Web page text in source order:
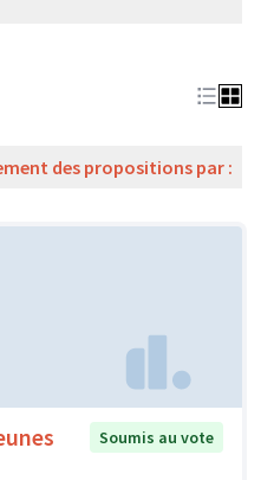
des propositions par :
Soumis au vote